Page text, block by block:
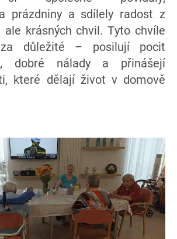
prázdniny a sdílely radost z
ale krásných chvil. Tyto chvíle
za důležité – posilují pocit
dobré nálady a přinášejí
které dělají život v domově